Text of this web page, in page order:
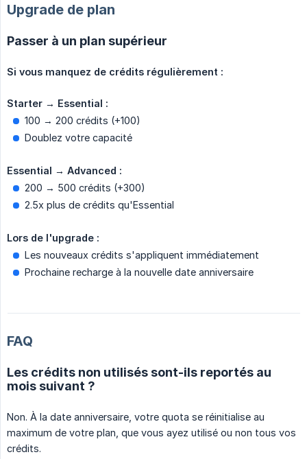
Upgrade de plan
Passer à un plan supérieur
Si vous manquez de crédits régulièrement :
Starter → Essential :
100 → 200 crédits (+100)
Doublez votre capacité
Essential → Advanced :
200 → 500 crédits (+300)
2.5x plus de crédits qu'Essential
Lors de l'upgrade :
Les nouveaux crédits s'appliquent immédiatement
Prochaine recharge à la nouvelle date anniversaire
FAQ
Les crédits non utilisés sont-ils reportés au
mois suivant ?
Non. À la date anniversaire, votre quota se réinitialise au
maximum de votre plan, que vous ayez utilisé ou non tous vos
crédits.